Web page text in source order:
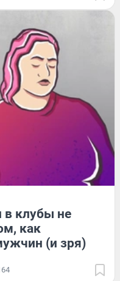
клубы не
как
(и зря)